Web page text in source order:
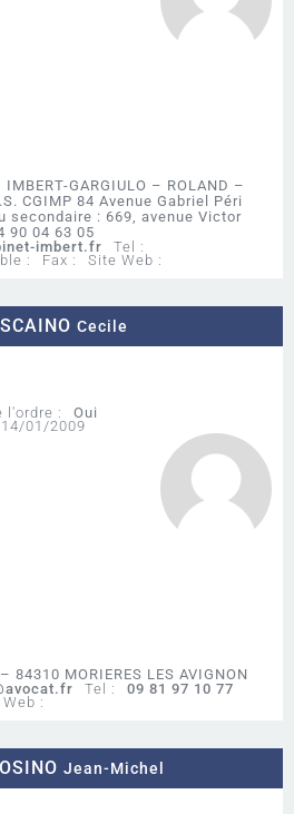
GARGIULO – ROLAND –
CGIMP 84 Avenue Gabriel Péri
secondaire : 669, avenue Victor
90 04 63 05
imbert.fr
Tel :
: Fax : Site Web :
Cecile
l'ordre :
Oui
14/01/2009
MORIERES LES AVIGNON
Tel :
09 81 97 10 77
:
Jean-Michel